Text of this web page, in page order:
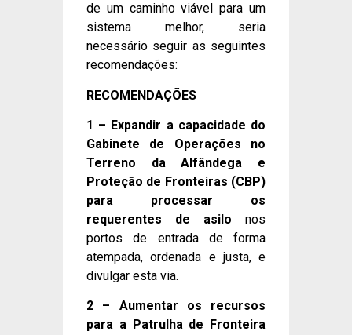
de um caminho viável para um
sistema melhor, seria
necessário seguir as seguintes
recomendações:
RECOMENDAÇÕES
1 – Expandir a capacidade do
Gabinete de Operações no
Terreno da Alfândega e
Proteção de Fronteiras (CBP)
para processar os
requerentes de asilo nos
portos de entrada de forma
atempada, ordenada e justa, e
divulgar esta via.
2 – Aumentar os recursos
para a Patrulha de Fronteira